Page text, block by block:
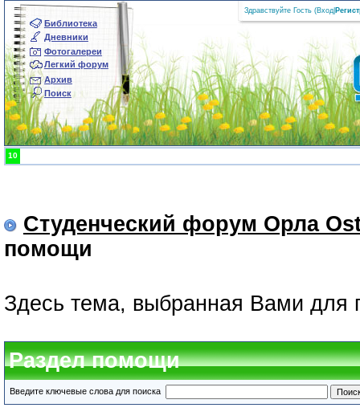
Библиотека
Дневники
Фотогалереи
Легкий форум
Архив
Поиск
Здравствуйте Гость (Вход
10
Студенческий форум Орла
помощи
Здесь тема, выбранная Вами для
Раздел помощи
Введите ключевые слова для поиска